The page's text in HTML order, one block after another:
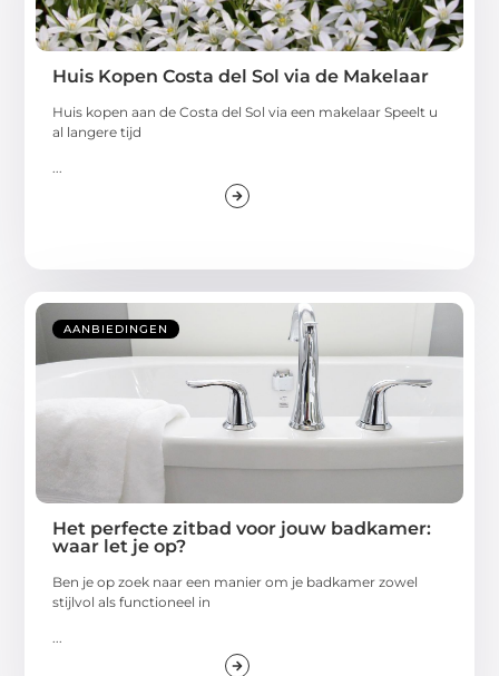
Huis Kopen Costa del Sol via de Makelaar
Huis kopen aan de Costa del Sol via een makelaar Speelt u
al langere tijd
AANBIEDINGEN
Het perfecte zitbad voor jouw badkamer:
waar let je op?
Ben je op zoek naar een manier om je badkamer zowel
stijlvol als functioneel in
...